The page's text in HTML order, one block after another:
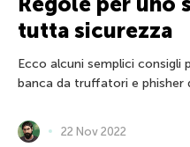
tutta sicurezza
Ecco alcuni semplici consigli
banca da truffatori e phisher
22 Nov 2022